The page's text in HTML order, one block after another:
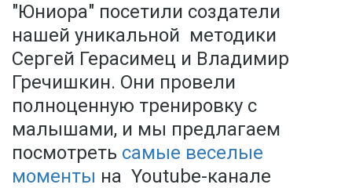
"Юниора" посетили создатели
нашей уникальной методики
Сергей Герасимец и Владимир
Гречишкин. Они провели
полноценную тренировку с
малышами, и мы предлагаем
посмотреть самые веселые
моменты на Youtube-канале